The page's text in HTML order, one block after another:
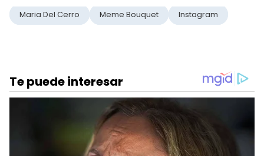
Maria Del Cerro Meme Bouquet Instagram